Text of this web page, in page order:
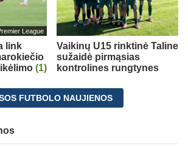
League
link
(1)
Vaikinų U15 rinktinė Taline
sužaidė pirmąsias
kontrolines rungtynes
FUTBOLO NAUJIENOS